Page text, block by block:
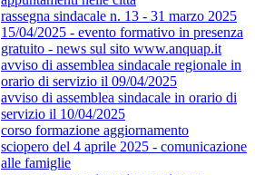
rassegna sindacale n. 13 - 31 marzo 2025
15/04/2025 - evento formativo in presenza
gratuito - news sul sito www.anquap.it
avviso di assemblea sindacale regionale in
orario di servizio il 09/04/2025
avviso di assemblea sindacale in orario di
servizio il 10/04/2025
corso formazione aggiornamento
sciopero del 4 aprile 2025 - comunicazione
alle famiglie